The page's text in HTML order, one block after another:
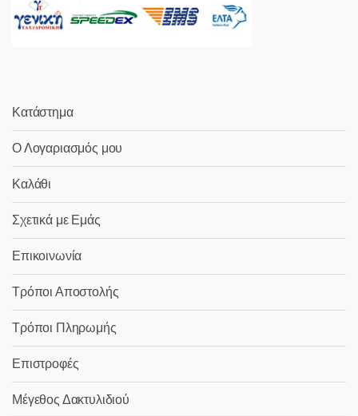
Κατάστημα
Ο Λογαριασμός μου
Καλάθι
Σχετικά με Εμάς
Επικοινωνία
Τρόποι Αποστολής
Τρόποι Πληρωμής
Επιστροφές
Μέγεθος Δακτυλιδιού